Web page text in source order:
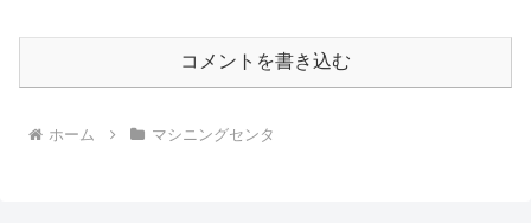
コメントを書き込む
ホーム マシニングセンタ